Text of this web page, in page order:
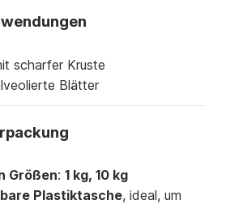
scharfer Kruste
Blätter
Größen: 1 kg, 10 kg
Plastiktasche, ideal, um